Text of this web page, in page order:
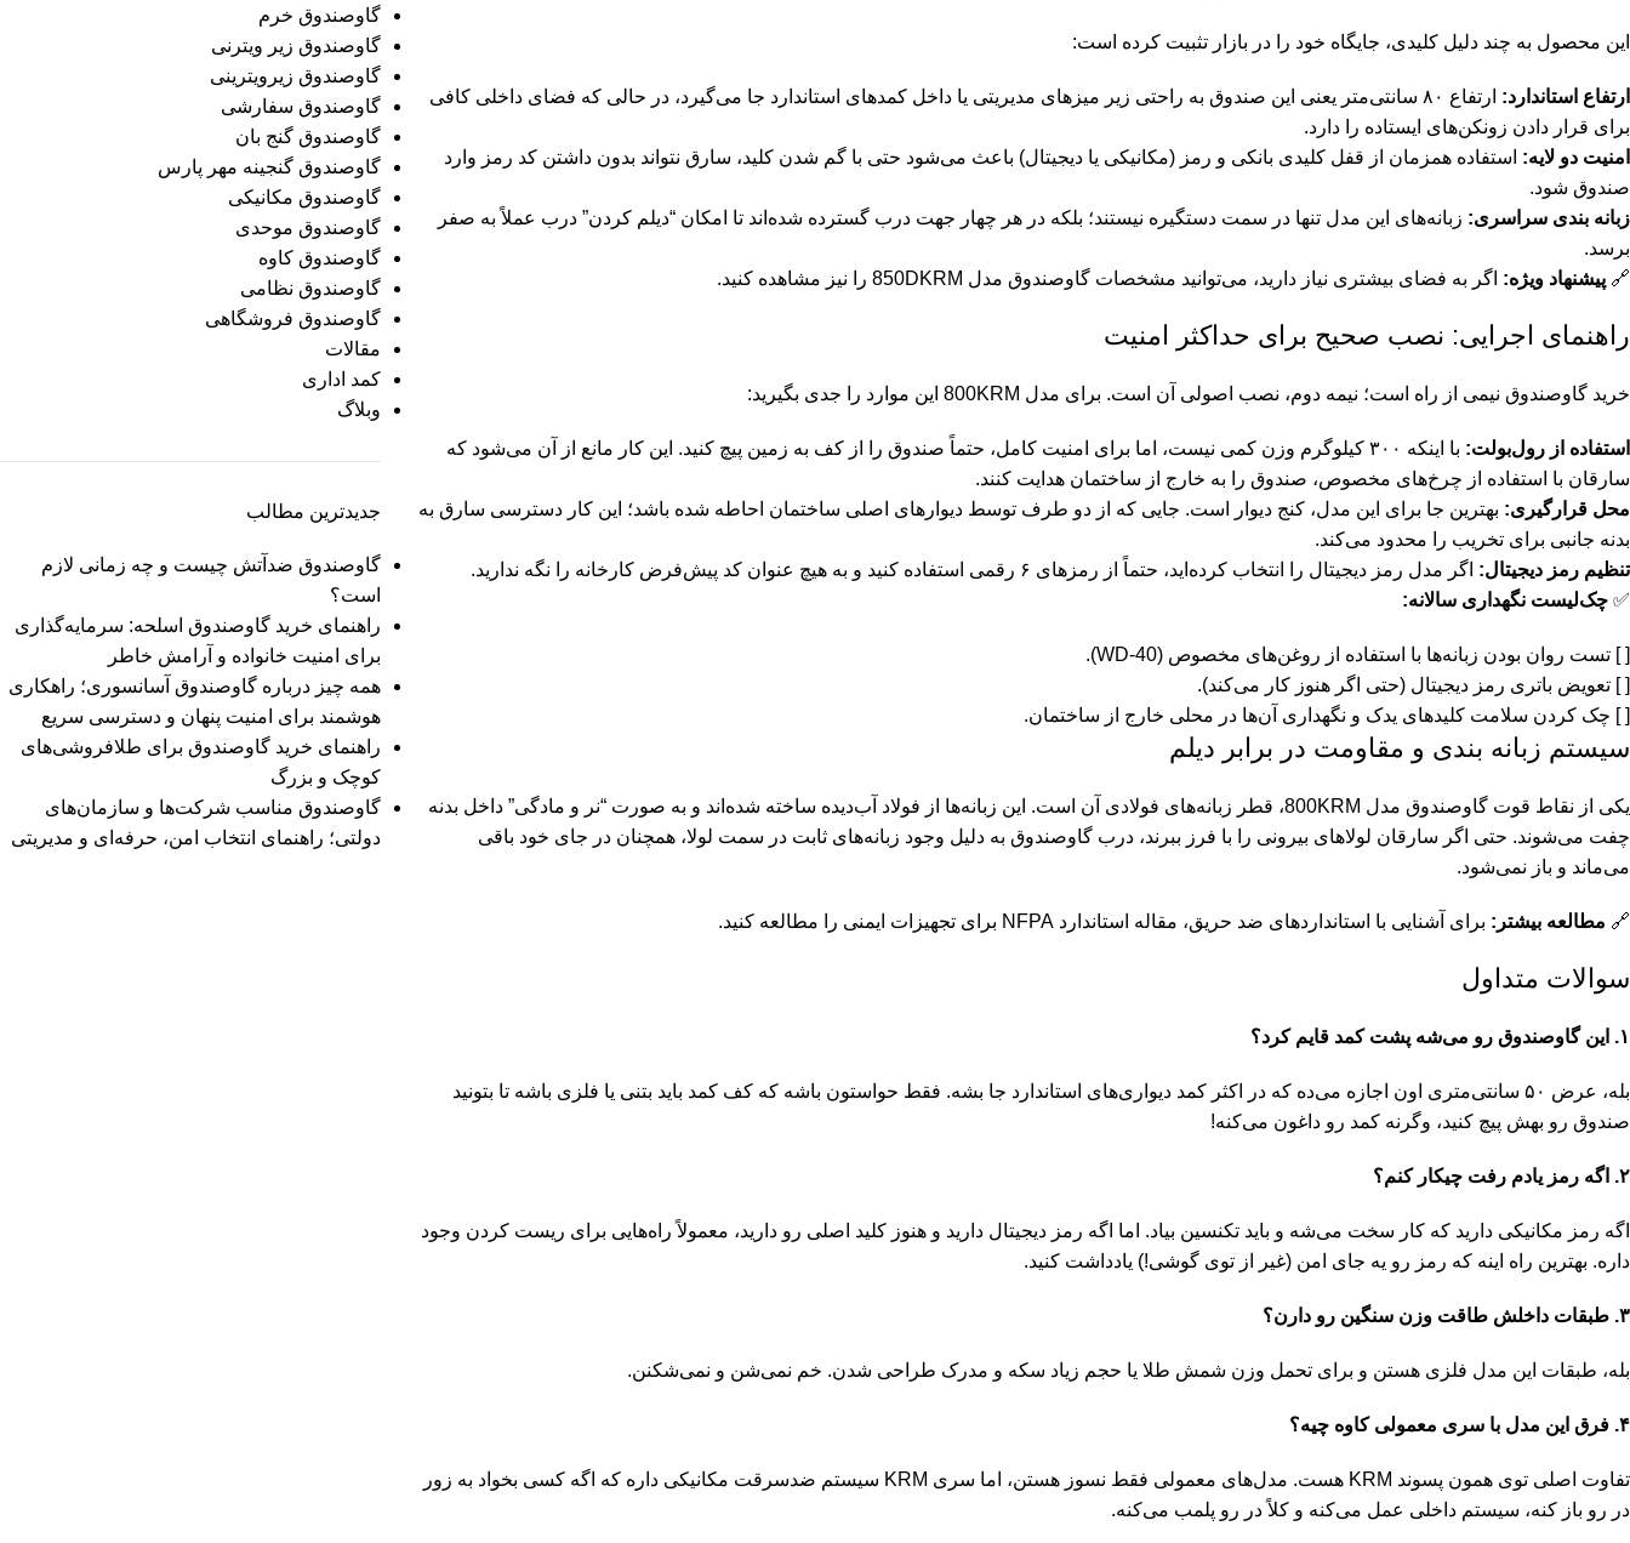
این محصول به چند دلیل کلیدی، جایگاه خود را در بازار تثبیت کرده است:
ارتفاع استاندارد:
ارتفاع ۸۰ سانتی‌متر یعنی این صندوق به راحتی زیر میزهای مدیریتی یا داخل کمد‌های استاندارد جا می‌گیرد، در حالی که فضای داخلی کافی
برای قرار دادن زونکن‌های ایستاده را دارد.
امنیت دو لایه: استفاده همزمان از قفل کلیدی بانکی و رمز (مکانیکی یا دیجیتال) باعث می‌شود حتی با گم شدن کلید، سارق نتواند بدون داشتن کد رمز وارد
صندوق شود.
زبانه بندی سراسری: زبانه‌های این مدل تنها در سمت دستگیره نیستند؛ بلکه در هر چهار جهت درب گسترده شده‌اند تا امکان “دیلم کردن” درب عملاً به صفر
برسد.
🔗 پیشنهاد ویژه: اگر به فضای بیشتری نیاز دارید، می‌توانید مشخصات گاوصندوق مدل 850DKRM را نیز مشاهده کنید.
راهنمای اجرایی: نصب صحیح برای حداکثر امنیت
خرید گاوصندوق نیمی از راه است؛ نیمه دوم، نصب اصولی آن است. برای مدل 800KRM این موارد را جدی بگیرید:
استفاده از رول‌بولت:
با اینکه ۳۰۰ کیلوگرم وزن کمی نیست، اما برای امنیت کامل، حتماً صندوق را از کف به زمین پیچ کنید. این کار مانع از آن می‌شود که
سارقان با استفاده از چرخ‌های مخصوص، صندوق را به خارج از ساختمان هدایت کنند.
محل قرارگیری: بهترین جا برای این مدل، کنج دیوار است. جایی که از دو طرف توسط دیوارهای اصلی ساختمان احاطه شده باشد؛ این کار دسترسی سارق به
بدنه جانبی برای تخریب را محدود می‌کند.
تنظیم رمز دیجیتال: اگر مدل رمز دیجیتال را انتخاب کرده‌اید، حتماً از رمزهای ۶ رقمی استفاده کنید و به هیچ عنوان کد پیش‌فرض کارخانه را نگه ندارید.
✅ چک‌لیست نگهداری سالانه:
[ ] تست روان بودن زبانه‌ها با استفاده از روغن‌های مخصوص (WD-40).
[ ] تعویض باتری رمز دیجیتال (حتی اگر هنوز کار می‌کند).
[ ] چک کردن سلامت کلیدهای یدک و نگهداری آن‌ها در محلی خارج از ساختمان.
سیستم زبانه بندی و مقاومت در برابر دیلم
یکی از نقاط قوت گاوصندوق مدل 800KRM، قطر زبانه‌های فولادی آن است. این زبانه‌ها از فولاد آب‌دیده ساخته شده‌اند و به صورت “نر و مادگی” داخل بدنه
چفت می‌شوند. حتی اگر سارقان لولاهای بیرونی را با فرز ببرند، درب گاوصندوق به دلیل وجود زبانه‌های ثابت در سمت لولا، همچنان در جای خود باقی
می‌ماند و باز نمی‌شود.
🔗 مطالعه بیشتر: برای آشنایی با استانداردهای ضد حریق، مقاله استاندارد NFPA برای تجهیزات ایمنی را مطالعه کنید.
سوالات متداول
۱. این گاوصندوق رو می‌شه پشت کمد قایم کرد؟
بله، عرض ۵۰ سانتی‌متری اون اجازه می‌ده که در اکثر کمد دیواری‌های استاندارد جا بشه. فقط حواستون باشه که کف کمد باید بتنی یا فلزی باشه تا بتونید
صندوق رو بهش پیچ کنید، وگرنه کمد رو داغون می‌کنه!
۲. اگه رمز یادم رفت چیکار کنم؟
اگه رمز مکانیکی دارید که کار سخت می‌شه و باید تکنسین بیاد. اما اگه رمز دیجیتال دارید و هنوز کلید اصلی رو دارید، معمولاً راه‌هایی برای ریست کردن وجود
داره. بهترین راه اینه که رمز رو یه جای امن (غیر از توی گوشی!) یادداشت کنید.
۳. طبقات داخلش طاقت وزن سنگین رو دارن؟
بله، طبقات این مدل فلزی هستن و برای تحمل وزن شمش طلا یا حجم زیاد سکه و مدرک طراحی شدن. خم نمی‌شن و نمی‌شکنن.
۴. فرق این مدل با سری معمولی کاوه چیه؟
تفاوت اصلی توی همون پسوند KRM هست. مدل‌های معمولی فقط نسوز هستن، اما سری KRM سیستم ضدسرقت مکانیکی داره که اگه کسی بخواد به زور
در رو باز کنه، سیستم داخلی عمل می‌کنه و کلاً در رو پلمب می‌کنه.
گاوصندوق خرم
گاوصندوق زیر ویترنی
گاوصندوق زیرویترینی
گاوصندوق سفارشی
گاوصندوق گنج بان
گاوصندوق گنجینه مهر پارس
گاوصندوق مکانیکی
گاوصندوق موحدی
گاوصندوق کاوه
گاوصندوق نظامی
گاوصندوق فروشگاهی
مقالات
کمد اداری
وبلاگ
جدیدترین مطالب
گاوصندوق ضدآتش چیست و چه زمانی لازم
است؟
راهنمای خرید گاوصندوق اسلحه: سرمایه‌گذاری
برای امنیت خانواده و آرامش خاطر
همه چیز درباره گاوصندوق آسانسوری؛ راهکاری
هوشمند برای امنیت پنهان و دسترسی سریع
راهنمای خرید گاوصندوق برای طلافروشی‌های
کوچک و بزرگ
گاوصندوق مناسب شرکت‌ها و سازمان‌های
دولتی؛ راهنمای انتخاب امن، حرفه‌ای و مدیریتی